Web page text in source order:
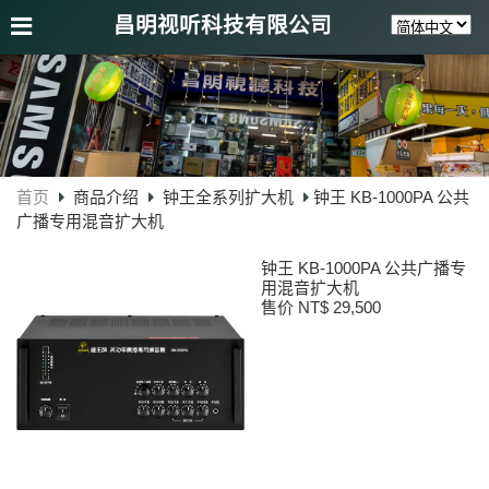
昌明视听科技有限公司
首页 商品介绍 钟王全系列扩大机
钟王 KB-1000PA 公共
广播专用混音扩大机
钟王 KB-1000PA 公共广播专
用混音扩大机
售价 NT$ 29,500